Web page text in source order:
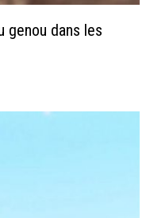
genou dans les